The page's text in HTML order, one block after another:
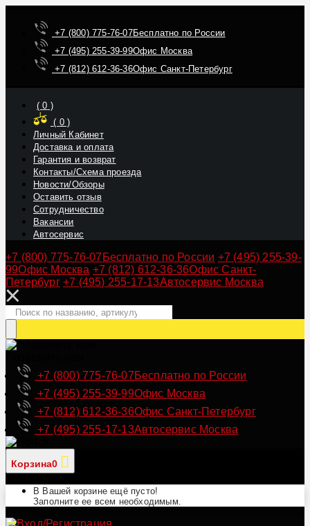
+7 (800) 775-76-07Бесплатно по России
+7 (495) 255-39-99Офис Москва
+7 (812) 612-36-36Офис Санкт-Петербург
(0 )
( 0)
Личный Кабинет
Доставка и оплата
Гарантия и возврат
Контакты/Схема проезда
Новости/Обзоры
Оставить отзыв
Сотрудничество
Вакансии
Автосервис
+7 (800) 775-76-07 Бесплатно по России +7 (495) 255-39-
99Офис Москва +7 (812) 612-36-36Офис Санкт-
Петербург +7 (495) 255-17-13Автосервис Москва
+7 (800) 775-76-07Бесплатно по России
+7 (495) 255-39-99Офис Москва
+7 (812) 612-36-36Офис Санкт-Петербург
+7 (495) 255-17-13Автосервис Москва
Корзина0
В Вашей корзине ещё пусто!
Заполните ее всем необходимым.